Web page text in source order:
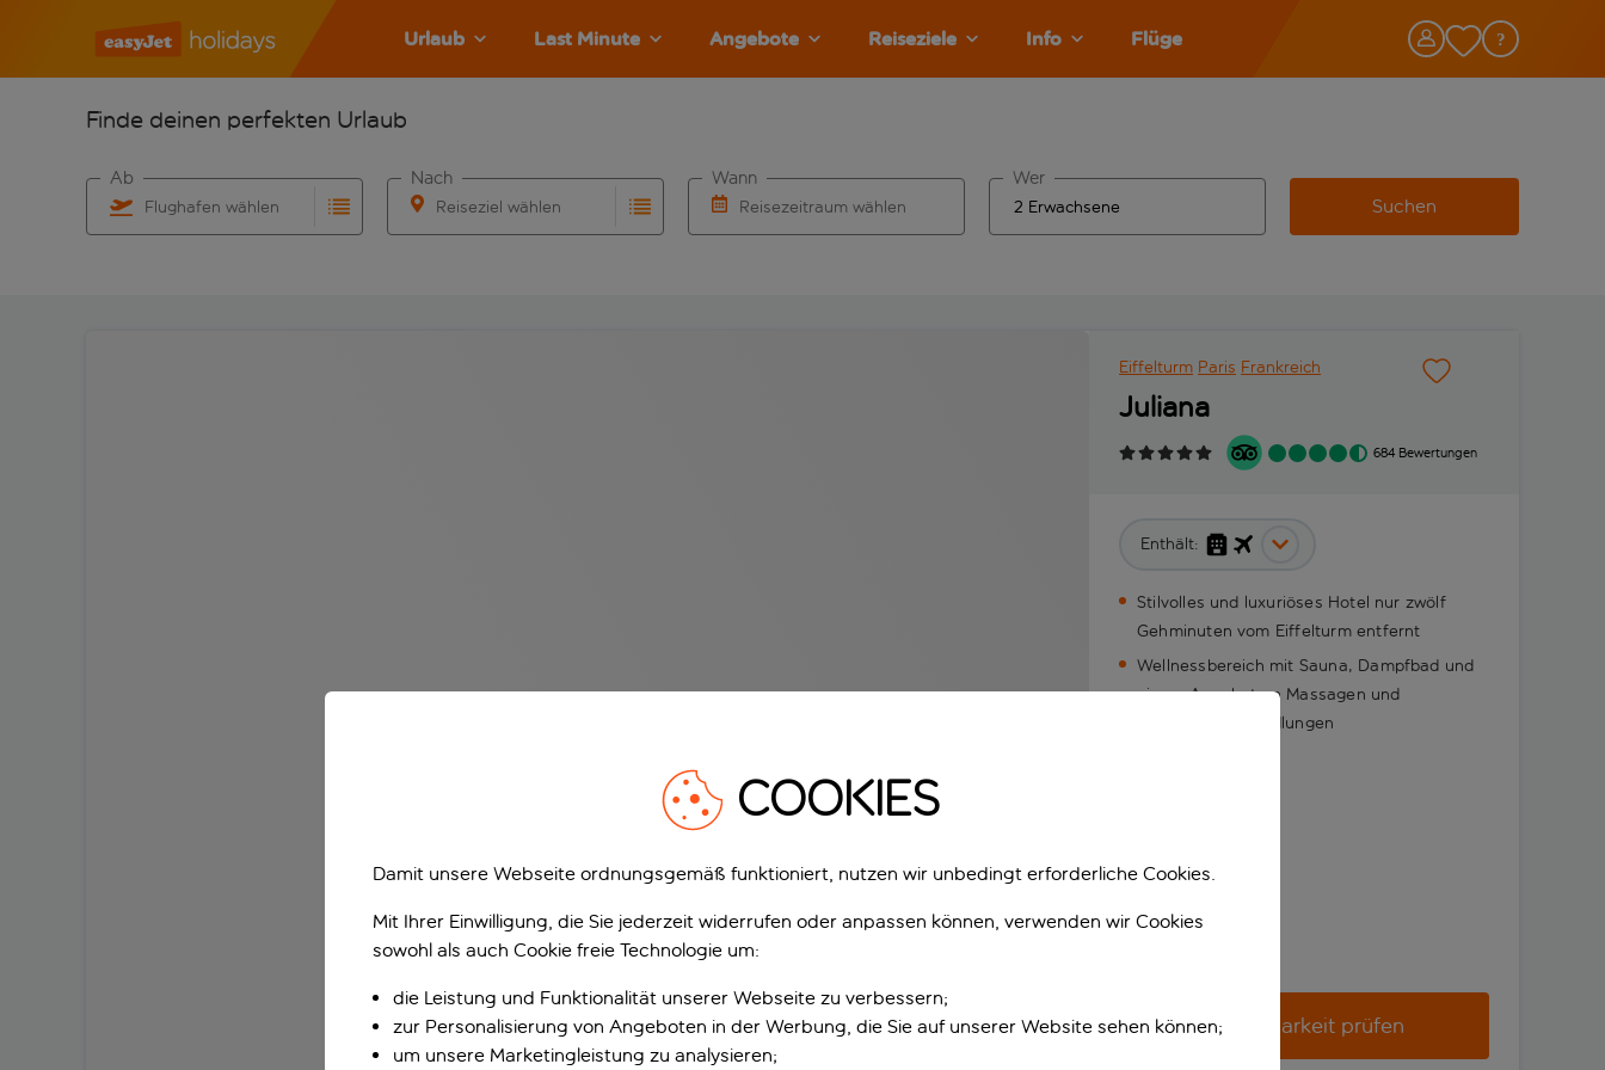
Urlaub Last Minute Angebote Reiseziele Info Flüge
Finde deinen perfekten Urlaub
Flughafen wählen
Ab
Reiseziel wählen
Nach
Reisezeitraum wählen
Wann Wer
Suchen
Eiffelturm Paris Frankreich
Juliana
684 Bewertungen
Enthält:
Stilvolles und luxuriöses Hotel nur zwölf
Gehminuten vom Eiffelturm entfernt
Wellnessbereich mit Sauna, Dampfbad und
einem Angebot an Massagen und
Schönheitsbehandlungen
Verfügbarkeit prüfen
COOKIES
Damit unsere Webseite ordnungsgemäß funktioniert, nutzen wir unbedingt erforderliche Cookies.
Mit Ihrer Einwilligung, die Sie jederzeit widerrufen oder anpassen können, verwenden wir Cookies
sowohl als auch Cookie freie Technologie um:
die Leistung und Funktionalität unserer Webseite zu verbessern;
zur Personalisierung von Angeboten in der Werbung, die Sie auf unserer Website sehen können;
um unsere Marketingleistung zu analysieren;